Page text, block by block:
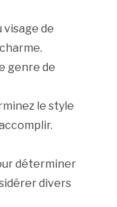
visage de
genre de
le style
déterminer
divers